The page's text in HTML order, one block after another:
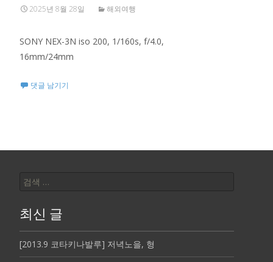
2025년 8월 28일 해외여행
SONY NEX-3N iso 200, 1/160s, f/4.0,
16mm/24mm
댓글 남기기
색:
최신 글
[2013.9 코타키나발루] 저녁노을, 형